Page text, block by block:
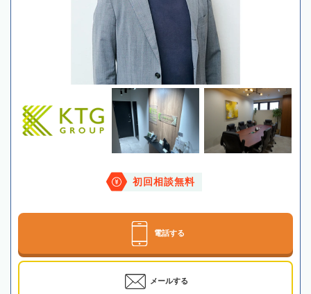
初回相談無料
電話する
メールする